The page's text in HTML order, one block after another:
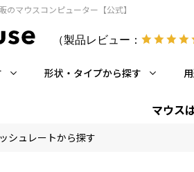
のマウスコンピューター【公式】
（製品レビュー：
形状・タイプから探す
マウス
シュレートから探す